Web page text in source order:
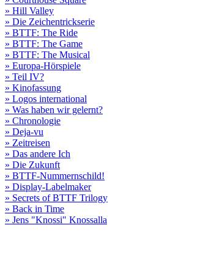
» Hill Valley
» Die Zeichentrickserie
» BTTF: The Ride
» BTTF: The Game
» BTTF: The Musical
» Europa-Hörspiele
» Teil IV?
» Kinofassung
» Logos international
» Was haben wir gelernt?
» Chronologie
» Deja-vu
» Zeitreisen
» Das andere Ich
» Die Zukunft
» BTTF-Nummernschild!
» Display-Labelmaker
» Secrets of BTTF Trilogy
» Back in Time
» Jens "Knossi" Knossalla